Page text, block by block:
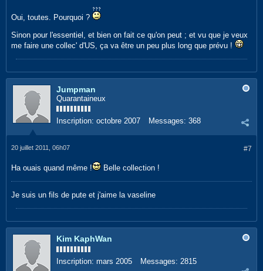
Oui, toutes. Pourquoi ?
Sinon pour l'essentiel, et bien on fait ce qu'on peut ; et vu que je veux
me faire une collec' d'US, ça va être un peu plus long que prévu !
Jumpman
Quarantaineux
Inscription: octobre 2007 Messages: 368
#7
20 juillet 2011, 06h07
Ha ouais quand même ! Belle collection !
Je suis un fils de pute et j'aime la vaseline
Kim KaphWan
Inscription: mars 2005 Messages: 2815